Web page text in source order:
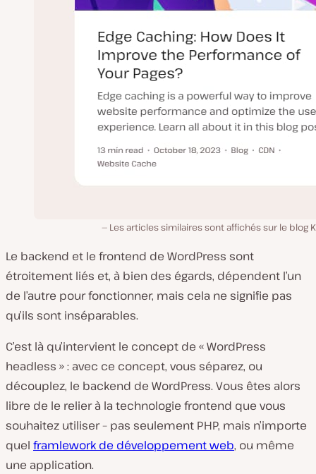
Les articles similaires sont affichés sur le blog
Le backend et le frontend de WordPress sont
étroitement liés et, à bien des égards, dépendent l’un
de l’autre pour fonctionner, mais cela ne signifie pas
qu’ils sont inséparables.
C’est là qu’intervient le concept de « WordPress
headless » : avec ce concept, vous séparez, ou
découplez, le backend de WordPress. Vous êtes alors
libre de le relier à la technologie frontend que vous
souhaitez utiliser – pas seulement PHP, mais n’importe
quel framlework de développement web, ou même
une application.